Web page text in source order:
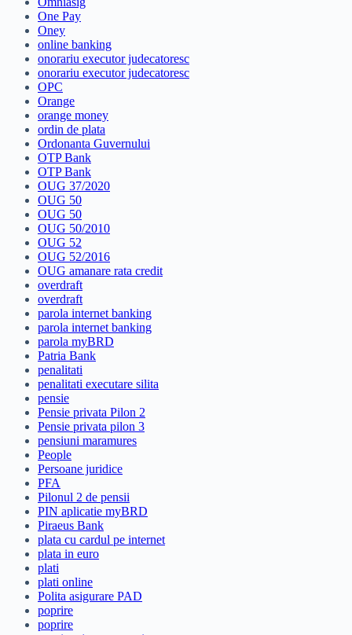
One Pay
Oney
online banking
onorariu executor judecatoresc
onorariu executor judecatoresc
OPC
Orange
orange money
ordin de plata
Ordonanta Guvernului
OTP Bank
OTP Bank
OUG 37/2020
OUG 50
OUG 50
OUG 50/2010
OUG 52
OUG 52/2016
OUG amanare rata credit
overdraft
overdraft
parola internet banking
parola internet banking
parola myBRD
Patria Bank
penalitati
penalitati executare silita
pensie
Pensie privata Pilon 2
Pensie privata pilon 3
pensiuni maramures
People
Persoane juridice
PFA
Pilonul 2 de pensii
PIN aplicatie myBRD
Piraeus Bank
plata cu cardul pe internet
plata in euro
plati
plati online
Polita asigurare PAD
poprire
poprire